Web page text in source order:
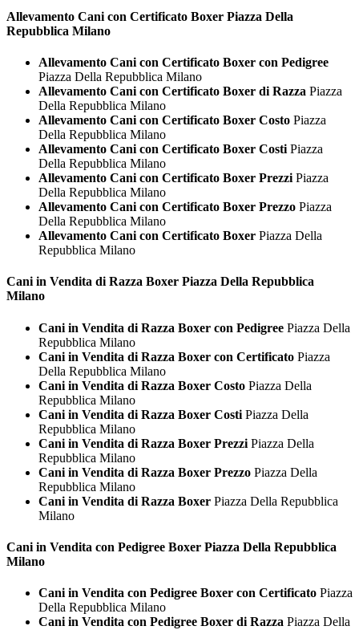
Allevamento Cani con Certificato Boxer Piazza Della
Repubblica Milano
Allevamento Cani con Certificato Boxer con Pedigree
Piazza Della Repubblica Milano
Allevamento Cani con Certificato Boxer di Razza Piazza
Della Repubblica Milano
Allevamento Cani con Certificato Boxer Costo Piazza
Della Repubblica Milano
Allevamento Cani con Certificato Boxer Costi Piazza
Della Repubblica Milano
Allevamento Cani con Certificato Boxer Prezzi Piazza
Della Repubblica Milano
Allevamento Cani con Certificato Boxer Prezzo Piazza
Della Repubblica Milano
Allevamento Cani con Certificato Boxer Piazza Della
Repubblica Milano
Cani in Vendita di Razza Boxer Piazza Della Repubblica
Milano
Cani in Vendita di Razza Boxer con Pedigree Piazza Della
Repubblica Milano
Cani in Vendita di Razza Boxer con Certificato Piazza
Della Repubblica Milano
Cani in Vendita di Razza Boxer Costo Piazza Della
Repubblica Milano
Cani in Vendita di Razza Boxer Costi Piazza Della
Repubblica Milano
Cani in Vendita di Razza Boxer Prezzi Piazza Della
Repubblica Milano
Cani in Vendita di Razza Boxer Prezzo Piazza Della
Repubblica Milano
Cani in Vendita di Razza Boxer Piazza Della Repubblica
Milano
Cani in Vendita con Pedigree Boxer Piazza Della Repubblica
Milano
Cani in Vendita con Pedigree Boxer con Certificato Piazza
Della Repubblica Milano
Cani in Vendita con Pedigree Boxer di Razza Piazza Della